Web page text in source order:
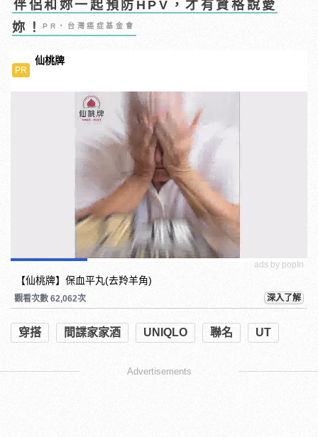
伴侶和妳一起預防HPV，才有資格說愛
妳！PR・台灣癌症基金會
PR
仙桃牌
ads by popIn
【仙桃牌】保血平丸(去羚羊角)
觀看次數 62,062次 深入了解
穿搭 間諜家家酒 UNIQLO 聯名 UT
Advertisements